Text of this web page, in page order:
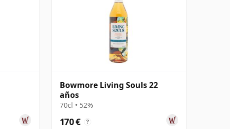
Bowmore Living Souls 22
años
70cl • 52%
170 € ?